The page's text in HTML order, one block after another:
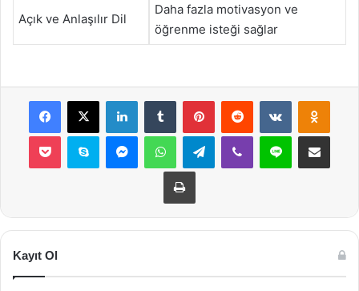
Açık ve Anlaşılır Dil
Daha fazla motivasyon ve
öğrenme isteği sağlar
Facebook
X LinkedInTumblr PinterestReddit VKontakte
Pocket Skype MessengerWhatsAppTelegramViber Line E-Posta ile
Yazdır
Kayıt Ol